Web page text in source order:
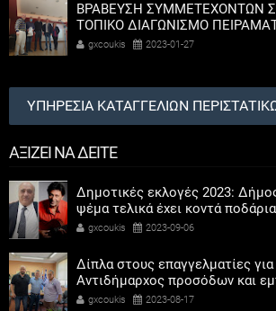
ΒΡΑΒΕΥΣΗ ΣΥΜΜΕΤΕΧΟΝΤΩΝ
ΤΟΠΙΚΟ ΔΙΑΓΩΝΙΣΜΟ
ΕΠΙΣΤΗΜΩΝ
gxcoukis 2023-01-27
ΥΠΗΡΕΣΙΑ ΚΑΤΑΓΓΕΛΙΩΝ
ΑΞΙΖΕΙ ΝΑ ΔΕΙΤΕ
Δημοτικές εκλογές 2023:
ψέμα τελικά έχει κοντά ποδάρια
gxcoukis 2023-09-06
Δίπλα στους επαγγελματίες
Αντιδήμαρχος προσόδων και
Καψοκόλης
gxcoukis 2023-08-17